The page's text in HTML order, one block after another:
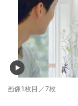
画像1枚目／7枚